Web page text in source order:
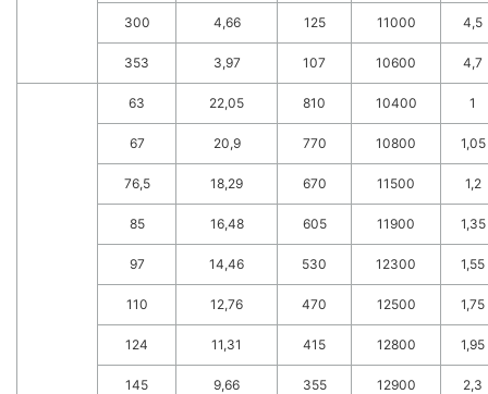
300 4,66 125 11000 4,5
353 3,97 107 10600 4,7
63 22,05 810 10400 1
67 20,9 770 10800 1,05
76,5 18,29 670 11500 1,2
85 16,48 605 11900 1,35
97 14,46 530 12300 1,55
110 12,76 470 12500 1,75
124 11,31 415 12800 1,95
145 9,66 355 12900 2,3